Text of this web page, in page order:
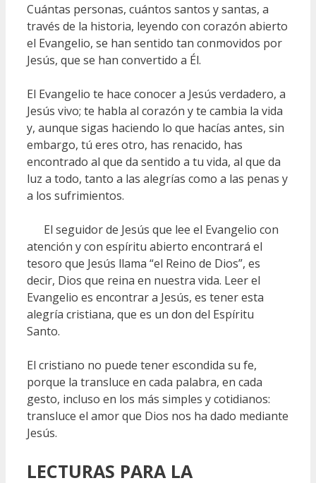
Cuántas personas, cuántos santos y santas, a
través de la historia, leyendo con corazón abierto
el Evangelio, se han sentido tan conmovidos por
Jesús, que se han convertido a Él.
El Evangelio te hace conocer a Jesús verdadero, a
Jesús vivo; te habla al corazón y te cambia la vida
y, aunque sigas haciendo lo que hacías antes, sin
embargo, tú eres otro, has renacido, has
encontrado al que da sentido a tu vida, al que da
luz a todo, tanto a las alegrías como a las penas y
a los sufrimientos.
El seguidor de Jesús que lee el Evangelio con
atención y con espíritu abierto encontrará el
tesoro que Jesús llama “el Reino de Dios”, es
decir, Dios que reina en nuestra vida. Leer el
Evangelio es encontrar a Jesús, es tener esta
alegría cristiana, que es un don del Espíritu
Santo.
El cristiano no puede tener escondida su fe,
porque la transluce en cada palabra, en cada
gesto, incluso en los más simples y cotidianos:
transluce el amor que Dios nos ha dado mediante
Jesús.
LECTURAS PARA LA